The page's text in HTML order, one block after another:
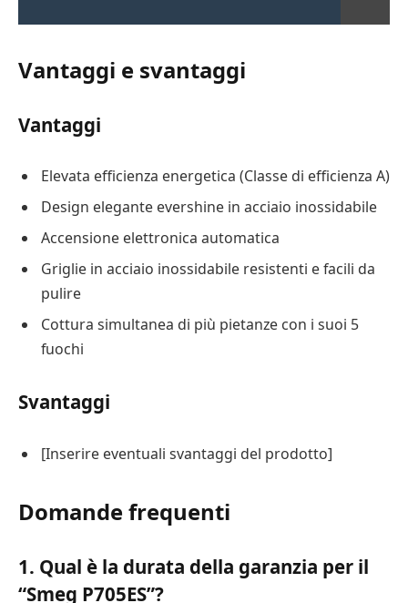
Vantaggi e svantaggi
Vantaggi
Elevata efficienza energetica (Classe di efficienza A)
Design elegante evershine in acciaio inossidabile
Accensione elettronica automatica
Griglie in acciaio inossidabile resistenti e facili da
pulire
Cottura simultanea di più pietanze con i suoi 5
fuochi
Svantaggi
[Inserire eventuali svantaggi del prodotto]
Domande frequenti
1. Qual è la durata della garanzia per il
“Smeg P705ES”?